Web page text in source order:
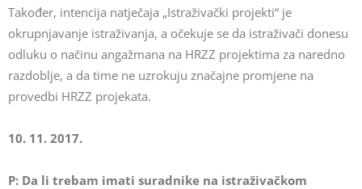
Također, intencija natječaja „Istraživački projekti“ je
okrupnjavanje istraživanja, a očekuje se da istraživači donesu
odluku o načinu angažmana na HRZZ projektima za naredno
razdoblje, a da time ne uzrokuju značajne promjene na
provedbi HRZZ projekata.
10. 11. 2017.
P: Da li trebam imati suradnike na istraživačkom